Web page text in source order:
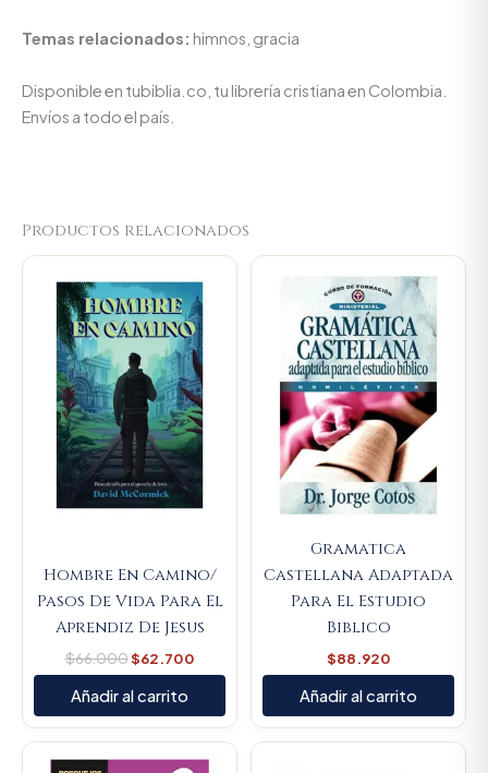
Temas relacionados: himnos, gracia
Disponible en tubiblia.co, tu librería cristiana en Colombia.
Envíos a todo el país.
Productos relacionados
Hombre En Camino/
Pasos De Vida Para El
Aprendiz De Jesus
$66.000
price
was:
$66.000.
$62.700
Current
price
is:
$62.700.
Añadir al carrito
Gramatica
Castellana Adaptada
Para El Estudio
Biblico
$88.920
Añadir al carrito
Current
price
Current